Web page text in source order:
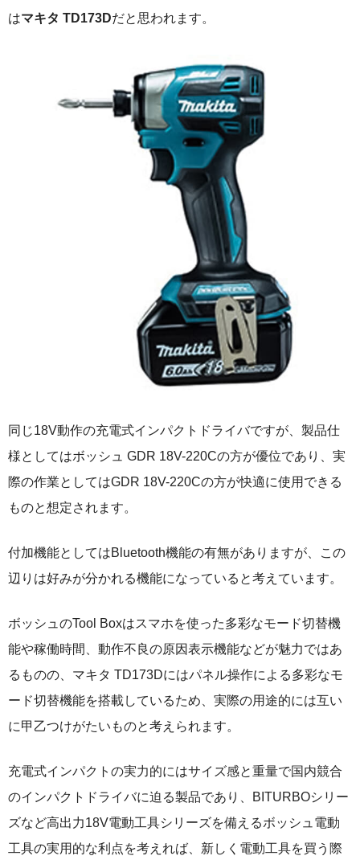
はマキタ TD173Dだと思われます。
同じ18V動作の充電式インパクトドライバですが、製品仕
様としてはボッシュ GDR 18V-220Cの方が優位であり、実
際の作業としてはGDR 18V-220Cの方が快適に使用できる
ものと想定されます。
付加機能としてはBluetooth機能の有無がありますが、この
辺りは好みが分かれる機能になっていると考えています。
ボッシュのTool Boxはスマホを使った多彩なモード切替機
能や稼働時間、動作不良の原因表示機能などが魅力ではあ
るものの、マキタ TD173Dにはパネル操作による多彩なモ
ード切替機能を搭載しているため、実際の用途的には互い
に甲乙つけがたいものと考えられます。
充電式インパクトの実力的にはサイズ感と重量で国内競合
のインパクトドライバに迫る製品であり、BITURBOシリー
ズなど高出力18V電動工具シリーズを備えるボッシュ電動
工具の実用的な利点を考えれば、新しく電動工具を買う際